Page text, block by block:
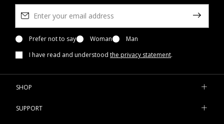
Prefer not to say Woman
Man
I have read and understood the privacy statement.
SHOP
SUPPORT